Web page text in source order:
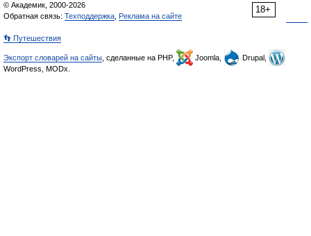
18+
© Академик, 2000-2026
Обратная связь: Техподдержка Реклама на сайте
👣 Путешествия
Экспорт словарей на сайты , сделанные на PHP, Joomla,
Drupal,
WordPress, MODx.